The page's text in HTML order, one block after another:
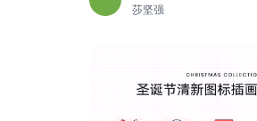
莎坚强